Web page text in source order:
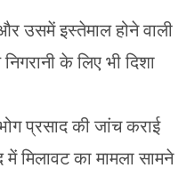
उसमें इस्तेमाल होने वाली
के लिए भी दिशा
प्रसाद की जांच कराई
में मिलावट का मामला सामने